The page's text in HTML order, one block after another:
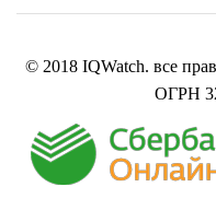
© 2018 IQWatch. все
ОГРН